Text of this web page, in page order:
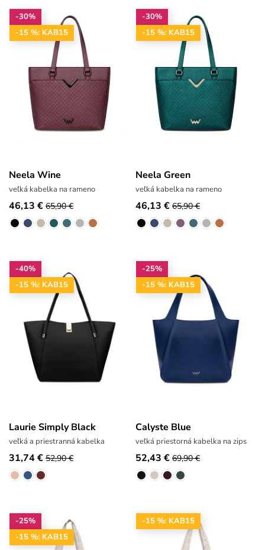
-30%
-15 %: KAB15
Neela Wine
veľká kabelka na rameno
46,13 € 65,90 €
-30%
-15 %: KAB15
Neela Green
veľká kabelka na rameno
46,13 € 65,90 €
-40%
-15 %: KAB15
Laurie Simply Black
veľká a priestranná kabelka
31,74 € 52,90 €
-25%
-15 %: KAB15
Calyste Blue
veľká priestorná kabelka na zips
52,43 € 69,90 €
-25%
-15 %: KAB15
-15 %: KAB15